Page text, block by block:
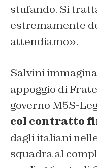
stufando. Si
estremamente
attendiamo».
Salvini
appoggio di
governo M5S-
col contratto
dagli italiani
squadra al